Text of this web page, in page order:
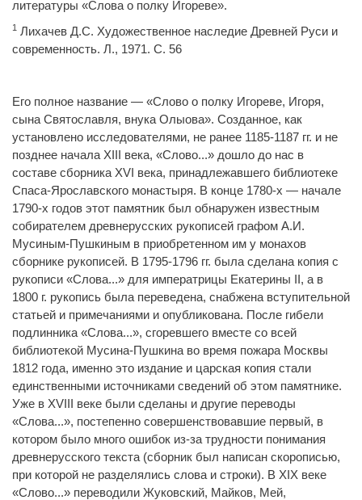
литературы «Слова о полку Игореве».
1 Лихачев Д.С. Художественное наследие Древней Руси и
современность. Л., 1971. С. 56
Его полное название — «Слово о полку Игореве, Игоря,
сына Святославля, внука Олыова». Созданное, как
установлено исследователями, не ранее 1185-1187 гг. и не
позднее начала XIII века, «Слово...» дошло до нас в
составе сборника XVI века, принадлежавшего библиотеке
Спаса-Ярославского монастыря. В конце 1780-х — начале
1790-х годов этот памятник был обнаружен известным
собирателем древнерусских рукописей графом А.И.
Мусиным-Пушкиным в приобретенном им у монахов
сборнике рукописей. В 1795-1796 гг. была сделана копия с
рукописи «Слова...» для императрицы Екатерины II, а в
1800 г. рукопись была переведена, снабжена вступительной
статьей и примечаниями и опубликована. После гибели
подлинника «Слова...», сгоревшего вместе со всей
библиотекой Мусина-Пушкина во время пожара Москвы
1812 года, именно это издание и царская копия стали
единственными источниками сведений об этом памятнике.
Уже в XVIII веке были сделаны и другие переводы
«Слова...», постепенно совершенствовавшие первый, в
котором было много ошибок из-за трудности понимания
древнерусского текста (сборник был написан скорописью,
при которой не разделялись слова и строки). В XIX веке
«Слово...» переводили Жуковский, Майков, Мей,